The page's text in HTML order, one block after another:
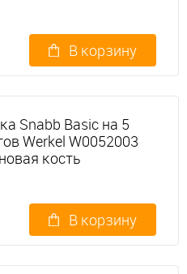
В корзину
Snabb Basic на 5
Werkel W0052003
кость
В корзину